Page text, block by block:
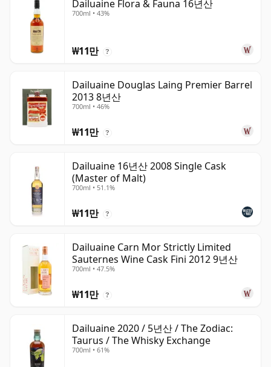
Dailuaine Flora & Fauna 16년산
700ml • 43%
₩11만 ?
Dailuaine Douglas Laing Premier Barrel
2013 8년산
700ml • 46%
₩11만 ?
Dailuaine 16년산 2008 Single Cask
(Master of Malt)
700ml • 51.1%
₩11만 ?
Dailuaine Carn Mor Strictly Limited
Sauternes Wine Cask Fini 2012 9년산
700ml • 47.5%
₩11만 ?
Dailuaine 2020 / 5년산 / The Zodiac:
Taurus / The Whisky Exchange
700ml • 61%